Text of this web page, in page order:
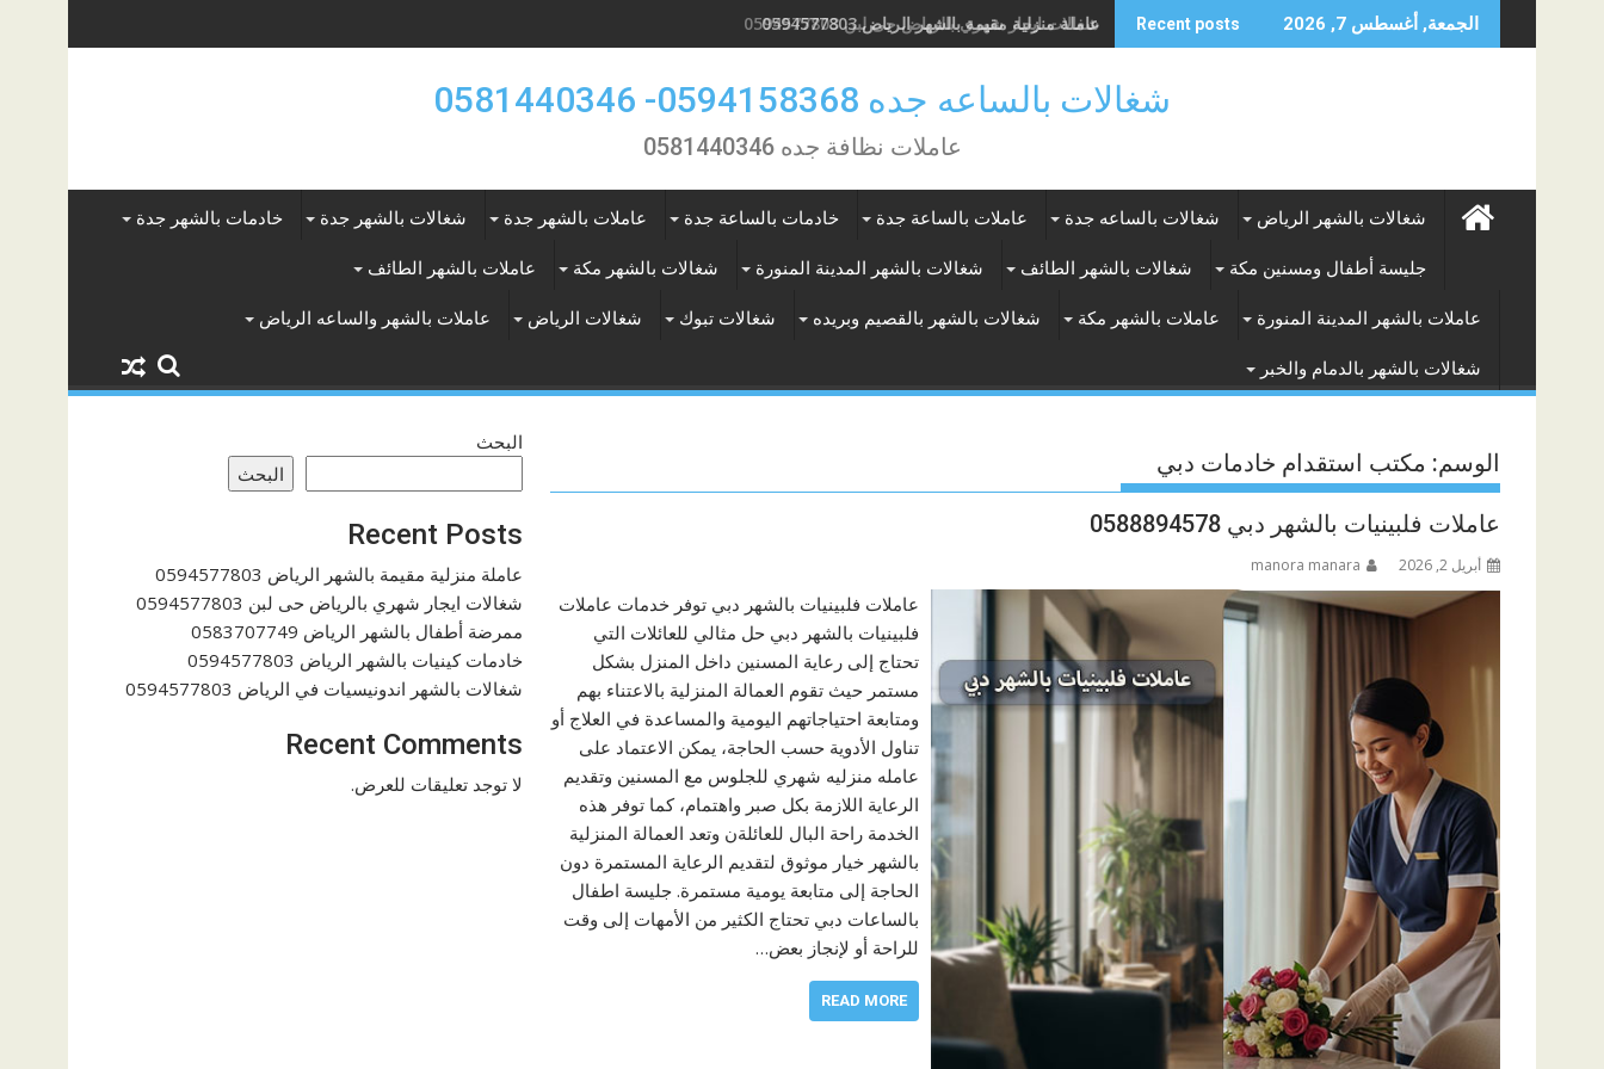
to
الجمعة, أغسطس 7, 2026 Recent posts شغالات ايجار شهري بالرياض حى لبن 0594577803
شغالات بالساعه جده 0594158368- 0581440346
عاملات نظافة جده 0581440346
شغالات بالشهر الرياض شغالات بالساعه جدة عاملات بالساعة جدة خادمات بالساعة جدة عاملات بالشهر جدة شغالات بالشهر جدة خادمات بالشهر جدة
جليسة أطفال ومسنين مكة شغالات بالشهر الطائف شغالات بالشهر المدينة المنورة شغالات بالشهر مكة عاملات بالشهر الطائف
عاملات بالشهر المدينة المنورة عاملات بالشهر مكة شغالات بالشهر بالقصيم وبريده شغالات تبوك شغالات الرياض عاملات بالشهر والساعه الرياض
شغالات بالشهر بالدمام والخبر
الوسم: مكتب استقدام خادمات دبي
عاملات فلبينيات بالشهر دبي 0588894578
أبريل 2, 2026 manora manara
عاملات فلبينيات بالشهر دبي توفر خدمات عاملات
فلبينيات بالشهر دبي حل مثالي للعائلات التي
تحتاج إلى رعاية المسنين داخل المنزل بشكل
مستمر حيث تقوم العمالة المنزلية بالاعتناء بهم
ومتابعة احتياجاتهم اليومية والمساعدة في العلاج أو
تناول الأدوية حسب الحاجة، يمكن الاعتماد على
عامله منزليه شهري للجلوس مع المسنين وتقديم
الرعاية اللازمة بكل صبر واهتمام، كما توفر هذه
الخدمة راحة البال للعائلةن وتعد العمالة المنزلية
بالشهر خيار موثوق لتقديم الرعاية المستمرة دون
الحاجة إلى متابعة يومية مستمرة. جليسة اطفال
بالساعات دبي تحتاج الكثير من الأمهات إلى وقت
للراحة أو لإنجاز بعض…
READ MORE
البحث
البحث
Recent Posts
عاملة منزلية مقيمة بالشهر الرياض 0594577803
شغالات ايجار شهري بالرياض حى لبن 0594577803
ممرضة أطفال بالشهر الرياض 0583707749
خادمات كينيات بالشهر الرياض 0594577803
شغالات بالشهر اندونيسيات في الرياض 0594577803
Recent Comments
لا توجد تعليقات للعرض.